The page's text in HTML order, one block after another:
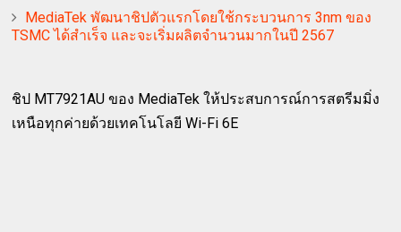
MediaTek พัฒนาชิปตัวแรกโดยใช้กระบวนการ 3nm ของ
TSMC ได้สำเร็จ และจะเริ่มผลิตจำนวนมากในปี 2567
ชิป MT7921AU ของ MediaTek ให้ประสบการณ์การสตรีมมิ่ง
เหนือทุกค่ายด้วยเทคโนโลยี Wi-Fi 6E